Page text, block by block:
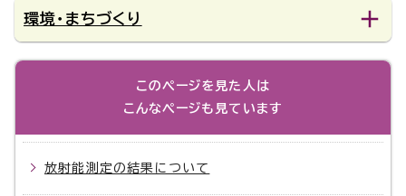
環境・まちづくり
このページを見た人は
こんなページも見ています
放射能測定の結果について